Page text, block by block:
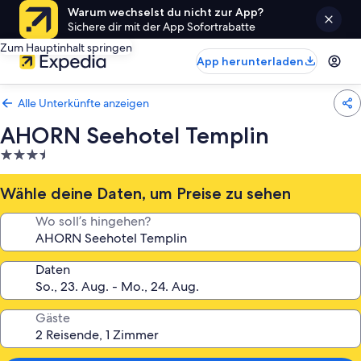
Warum wechselst du nicht zur App?
Sichere dir mit der App Sofortrabatte
Zum Hauptinhalt springen
App herunterladen
Alle Unterkünfte anzeigen
AHORN Seehotel Templin
3.5-
Sterne-
Unterkunft
Wähle deine Daten, um Preise zu sehen
Wo soll’s hingehen?
Daten
Gäste